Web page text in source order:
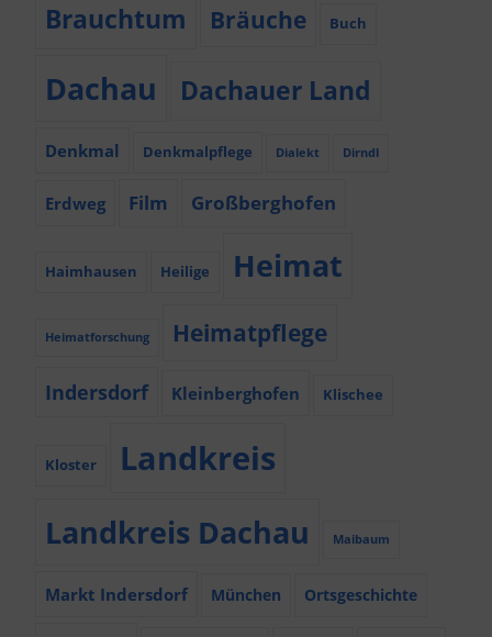
Brauchtum Bräuche Buch
Dachau Dachauer Land
Denkmal Denkmalpflege Dialekt Dirndl
Erdweg Film Großberghofen
Haimhausen Heilige Heimat
Heimatforschung Heimatpflege
Indersdorf Kleinberghofen Klischee
Kloster Landkreis
Landkreis Dachau Maibaum
Markt Indersdorf München Ortsgeschichte